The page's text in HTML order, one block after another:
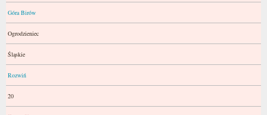
Góra Birów
Ogrodzieniec
Śląskie
Rozwiń
20